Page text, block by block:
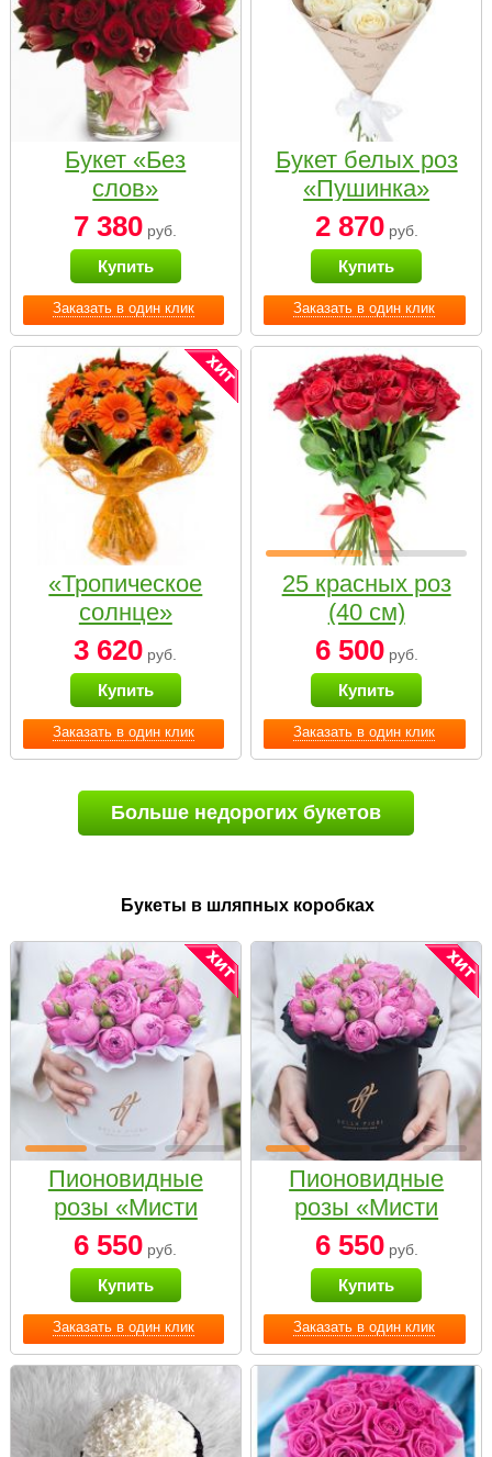
Заказать в один клик
Букет «Без
слов»
7 380 руб.
Купить
Заказать в один клик
Букет белых роз
«Пушинка»
2 870руб.
Купить
Заказать в один клик
«Тропическое
солнце»
3 620 руб.
Купить
Заказать в один клик
25 красных роз
(40 см)
6 500руб.
Купить
Больше недорогих букетов
Букеты в шляпных коробках
Заказать в один клик
Пионовидные
розы «Мисти
бабблс» в белой
коробке Small
6 550 руб.
Купить
Заказать в один клик
Пионовидные
розы «Мисти
бабблс» в
черной коробке
Small
6 550руб.
Купить